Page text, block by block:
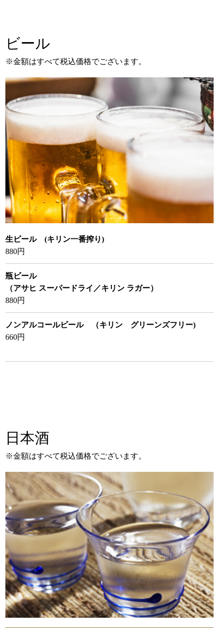
ビール
※金額はすべて税込価格でございます。
生ビール (キリン一番搾り)
880円
瓶ビール
（アサヒ スーパードライ／キリン ラガー）
880円
ノンアルコールビール （キリン グリーンズフリー)
660円
日本酒
※金額はすべて税込価格でございます。